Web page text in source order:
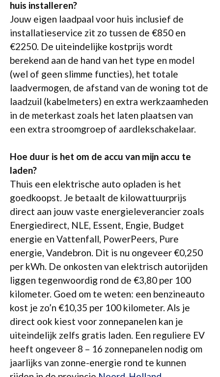
huis installeren?
Jouw eigen laadpaal voor huis inclusief de
installatieservice zit zo tussen de €850 en
€2250. De uiteindelijke kostprijs wordt
berekend aan de hand van het type en model
(wel of geen slimme functies), het totale
laadvermogen, de afstand van de woning tot de
laadzuil (kabelmeters) en extra werkzaamheden
in de meterkast zoals het laten plaatsen van
een extra stroomgroep of aardlekschakelaar.
Hoe duur is het om de accu van mijn accu te
laden?
Thuis een elektrische auto opladen is het
goedkoopst. Je betaalt de kilowattuurprijs
direct aan jouw vaste energieleverancier zoals
Energiedirect, NLE, Essent, Engie, Budget
energie en Vattenfall, PowerPeers, Pure
energie, Vandebron. Dit is nu ongeveer €0,250
per kWh. De onkosten van elektrisch autorijden
liggen tegenwoordig rond de €3,80 per 100
kilometer. Goed om te weten: een benzineauto
kost je zo’n €10,35 per 100 kilometer. Als je
direct ook kiest voor zonnepanelen kan je
uiteindelijk zelfs gratis laden. Een reguliere EV
heeft ongeveer 8 – 16 zonnepanelen nodig om
jaarlijks van zonne-energie rond te kunnen